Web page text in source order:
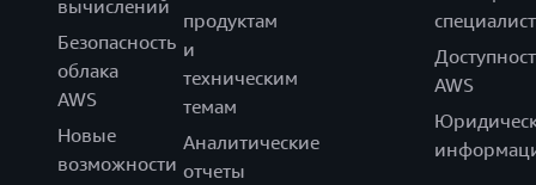
вычислений
Безопасность
облака
AWS
Новые
возможности
продуктам
и
техническим
темам
Аналитические
отчеты
AWS